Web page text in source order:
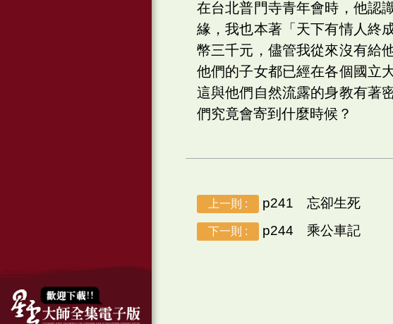
在台北普門寺青年會時，他認
緣，我也本著「天下有情人終
幣三千元，儘管我從來沒有給
他們的子女都已經在各個國立
這與他們自然流露的身教有著
們究竟會寄到什麼時候？
上一則 : p241 忘卻生死
下一則 : p244 乘公車記